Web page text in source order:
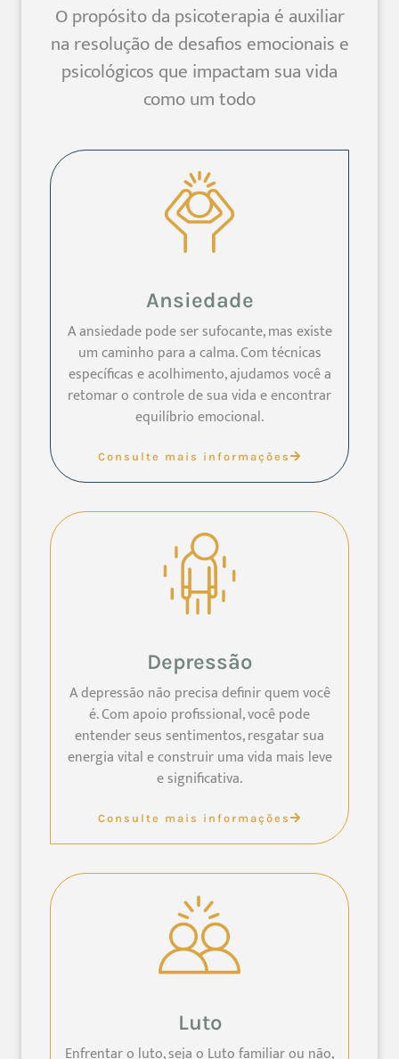
O propósito da psicoterapia é auxiliar
na resolução de desafios emocionais e
psicológicos que impactam sua vida
como um todo
Ansiedade
A ansiedade pode ser sufocante, mas existe
um caminho para a calma. Com técnicas
específicas e acolhimento, ajudamos você a
retomar o controle de sua vida e encontrar
equilíbrio emocional.
Consulte mais informações
Depressão
A depressão não precisa definir quem você
é. Com apoio profissional, você pode
entender seus sentimentos, resgatar sua
energia vital e construir uma vida mais leve
e significativa.
Consulte mais informações
Luto